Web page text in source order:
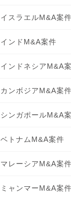
イスラエルM&A案件
インドM&A案件
インドネシアM&A
カンボジアM&A案件
シンガポールM&A
ベトナムM&A案件
マレーシアM&A案件
ミャンマーM&A案件